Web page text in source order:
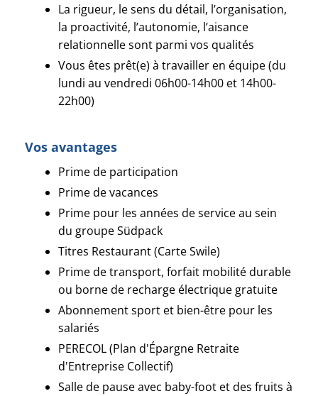
La rigueur, le sens du détail, l’organisation,
la proactivité, l’autonomie, l’aisance
relationnelle sont parmi vos qualités
Vous êtes prêt(e) à travailler en équipe (du
lundi au vendredi 06h00-14h00 et 14h00-
22h00)
Vos avantages
Prime de participation
Prime de vacances
Prime pour les années de service au sein
du groupe Südpack
Titres Restaurant (Carte Swile)
Prime de transport, forfait mobilité durable
ou borne de recharge électrique gratuite
Abonnement sport et bien-être pour les
salariés
PERECOL (Plan d'Épargne Retraite
d'Entreprise Collectif)
Salle de pause avec baby-foot et des fruits à